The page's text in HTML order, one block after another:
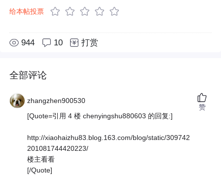
给本帖投票
944 10 打赏
全部评论
zhangzhen900530
[Quote=引用 4 楼 chenyingshu880603 的回复:]
http://xiaohaizhu83.blog.163.com/blog/static/309742
201081744420223/
楼主看看
[/Quote]
赞